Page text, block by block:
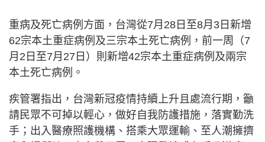
重病及死亡病例方面，台灣從7月28日至8月3日新增
62宗本土重症病例及三宗本土死亡病例，前一周（7
月2日至7月27日）則新增42宗本土重症病例及兩宗
本土死亡病例。
疾管署指出，台灣新冠疫情持續上升且處流行期，籲
請民眾不可掉以輕心，做好自我防護措施，落實勤洗
手；出入醫療照護機構、搭乘大眾運輸、至人潮擁擠